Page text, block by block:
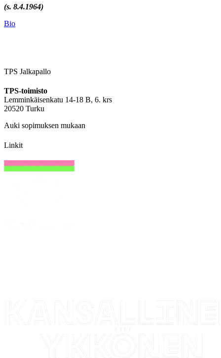
(s. 8.4.1964)
Bio
TPS Jalkapallo
TPS-toimisto
Lemminkäisenkatu 14-18 B, 6. krs
20520 Turku
Auki sopimuksen mukaan
Linkit